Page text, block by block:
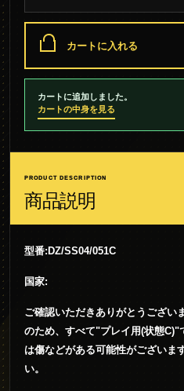
カートに入れる
カートに追加しました。
カートの中身を見る
PRODUCT DESCRIPTION
商品説明
型番:DZ/SS04/051C
国家:
ご確認いただきありがとうござい
のため、すべて"プレイ用(状態C)"
は傷などがある可能性がございま
い。